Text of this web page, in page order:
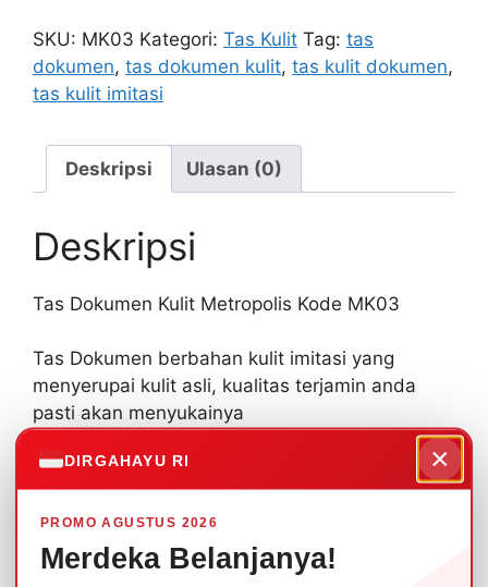
SKU: MK03 Kategori: Tas Kulit Tag: tas
dokumen, tas dokumen kulit, tas kulit dokumen,
tas kulit imitasi
Deskripsi Ulasan (0)
Deskripsi
Tas Dokumen Kulit Metropolis Kode MK03
Tas Dokumen berbahan kulit imitasi yang
menyerupai kulit asli, kualitas terjamin anda
pasti akan menyukainya
Bisa memilih warna sesuai kebutuhan. bahkan
anda bisa menambahkan sablon atau emboss
logo untuk pemesanan hadiah souvenir ekslusif.
Spesifikasi :
DIRGAHAYU RI ×
PROMO AGUSTUS 2026
Merdeka Belanjanya!